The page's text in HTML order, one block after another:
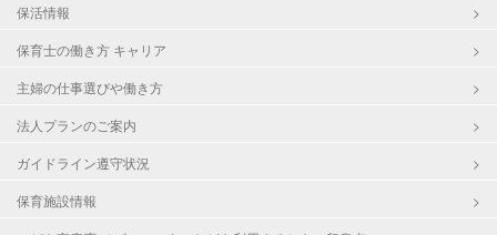
保活情報
保育士の働き方 キャリア
主婦の仕事選びや働き方
法人プランのご案内
ガイドライン遵守状況
保育施設情報